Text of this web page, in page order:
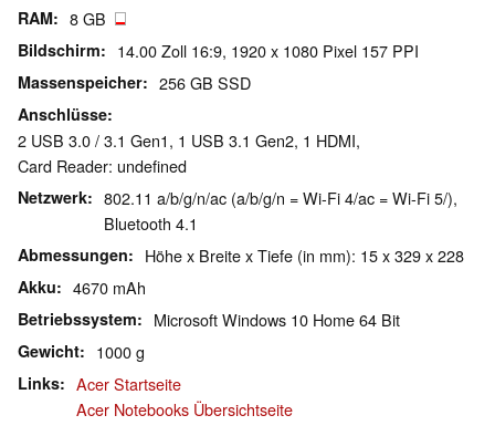
RAM 8 GB
Bildschirm 14.00 Zoll 16:9, 1920 x 1080 Pixel 157 PPI
Massenspeicher 256 GB SSD
Anschlüsse
2 USB 3.0 / 3.1 Gen1, 1 USB 3.1 Gen2, 1 HDMI,
Card Reader: undefined
Netzwerk
802.11 a/b/g/n/ac (a/b/g/n = Wi-Fi 4/ac = Wi-Fi 5/),
Bluetooth 4.1
Abmessungen Höhe x Breite x Tiefe (in mm): 15 x 329 x 228
Akku 4670 mAh
Betriebssystem Microsoft Windows 10 Home 64 Bit
Gewicht 1000 g
Links
Acer Startseite
Acer Notebooks Übersichtseite